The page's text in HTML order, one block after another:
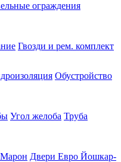
ограждения
Гвозди и рем. комплект
Обустройство
Угол желоба Труба
Двери Евро Йошкар-